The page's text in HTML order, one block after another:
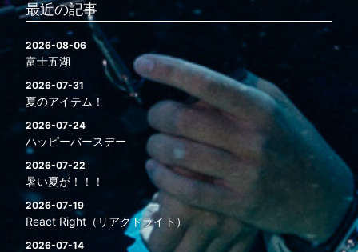
最近の記事
2026-08-06
富士五湖
2026-07-31
夏のアイテム！
2026-07-24
ハッピーバースデー
2026-07-22
暑い夏が！！！
2026-07-19
React Right（リアクトライト）
2026-07-14